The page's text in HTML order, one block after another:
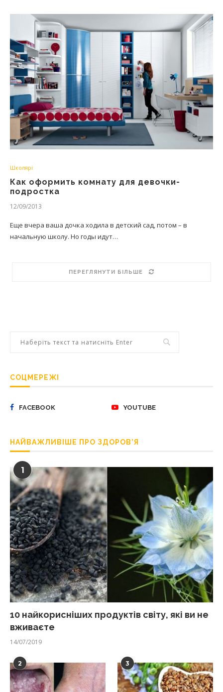
Школярі
Как оформить комнату для девочки-
подростка
12/09/2013
Еще вчера ваша дочка ходила в детский сад, потом – в
начальную школу. Но годы идут…
ПЕРЕГЛЯНУТИ БІЛЬШЕ
СОЦМЕРЕЖІ
FACEBOOK YOUTUBE
НАЙВАЖЛИВІШЕ ПРО ЗДОРОВ’Я
1
10 найкорисніших продуктів світу, які ви не
вживаєте
14/07/2019
2 3